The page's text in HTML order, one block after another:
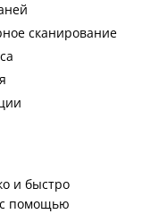
сканирование
и быстро
с помощью